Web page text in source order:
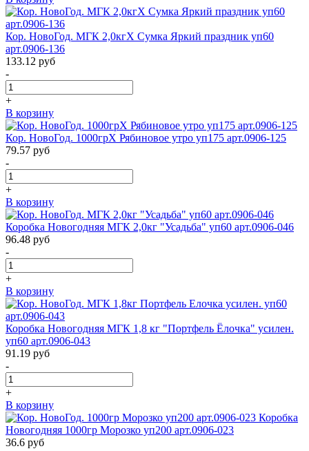
Кор. НовоГод. МГК 2,0кгХ Сумка Яркий праздник уп60
арт.0906-136
133.12 руб
-
+
В корзину
Кор. НовоГод. 1000грХ Рябиновое утро уп175 арт.0906-125
79.57 руб
-
+
В корзину
Коробка Новогодняя МГК 2,0кг "Усадьба" уп60 арт.0906-046
96.48 руб
-
+
В корзину
Коробка Новогодняя МГК 1,8 кг "Портфель Ёлочка" усилен.
уп60 арт.0906-043
91.19 руб
-
+
В корзину
Коробка
Новогодняя 1000гр Морозко уп200 арт.0906-023
36.6 руб